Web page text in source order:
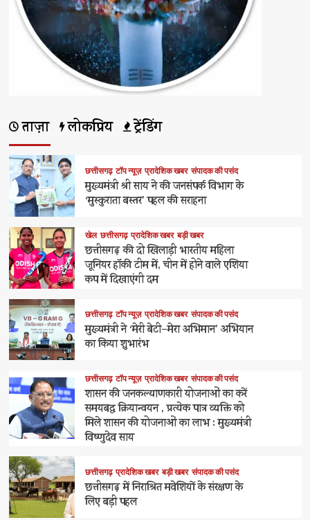
ताज़ा लोकप्रिय ट्रेंडिंग
छत्तीसगढ़ टॉप न्यूज़ प्रादेशिक खबर संपादक की पसंद
मुख्यमंत्री श्री साय ने की जनसंपर्क विभाग के
‘मुस्कुराता बस्तर’ पहल की सराहना
खेल छत्तीसगढ़ प्रादेशिक खबर बड़ी खबर
छत्तीसगढ़ की दो खिलाड़ी भारतीय महिला
जूनियर हॉकी टीम में, चीन में होने वाले एशिया
कप में दिखाएंगी दम
छत्तीसगढ़ टॉप न्यूज़ प्रादेशिक खबर संपादक की पसंद
मुख्यमंत्री ने ‘मेरी बेटी–मेरा अभिमान’ अभियान
का किया शुभारंभ
छत्तीसगढ़ टॉप न्यूज़ प्रादेशिक खबर संपादक की पसंद
शासन की जनकल्याणकारी योजनाओं का करें
समयबद्ध क्रियान्वयन , प्रत्येक पात्र व्यक्ति को
मिले शासन की योजनाओं का लाभ : मुख्यमंत्री
विष्णुदेव साय
छत्तीसगढ़ प्रादेशिक खबर बड़ी खबर संपादक की पसंद
छत्तीसगढ़ में निराश्रित मवेशियों के संरक्षण के
लिए बड़ी पहल